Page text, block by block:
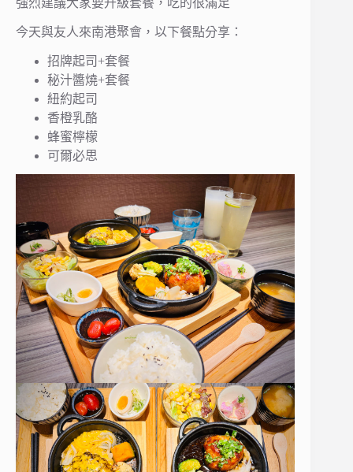
強烈建議大家要升級套餐，吃的很滿足
今天與友人來南港聚會，以下餐點分享：
招牌起司+套餐
秘汁醬燒+套餐
紐約起司
香橙乳酪
蜂蜜檸檬
可爾必思